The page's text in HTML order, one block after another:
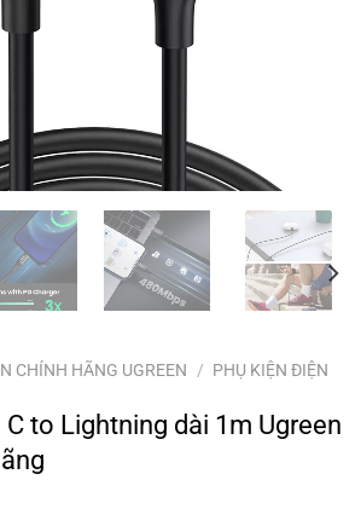
CHÍNH HÃNG UGREEN / PHỤ KIỆN ĐIỆN
C to Lightning dài 1m Ugreen